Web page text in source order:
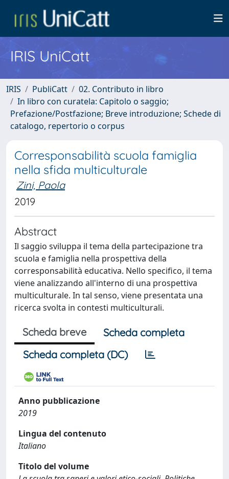
IRIS UniCatt
IRIS PubliCatt
02. Contributo in libro
In libro con curatela: Capitolo o saggio;
Prefazione/Postfazione; Breve introduzione; Schede di
catalogo, repertorio o corpus
Corresponsabilità scuola famiglia
nella sfida multiculturale
Zini, Paola
2019
Abstract
Il saggio sviluppa il tema della partecipazione tra
scuola e famiglia nella prospettiva della
corresponsabilità educativa. Nello specifico, il tema
viene analizzando all'interno di una prospettiva
multiculturale. In tal senso, viene presentata una
ricerca svolta in contesti multiculturali.
Scheda breve
Scheda completa
Scheda completa (DC)
Anno pubblicazione
2019
Lingua del contenuto
Italiano
Titolo del volume